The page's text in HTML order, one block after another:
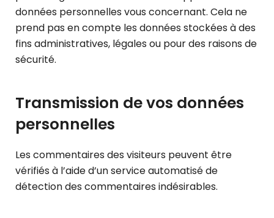
données personnelles vous concernant. Cela ne
prend pas en compte les données stockées à des
fins administratives, légales ou pour des raisons de
sécurité.
Transmission de vos données
personnelles
Les commentaires des visiteurs peuvent être
vérifiés à l’aide d’un service automatisé de
détection des commentaires indésirables.